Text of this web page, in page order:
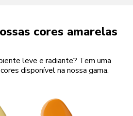
cores amarelas
leve e radiante? Tem uma
disponível na nossa gama.